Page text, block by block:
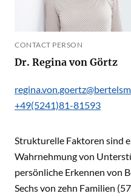
CONTACT PERSON
Dr. Regina von Görtz
+49(5241)81-81593
Strukturelle Faktoren sind
Wahrnehmung von
persönliche Erkennen von
Sechs von zehn Familien